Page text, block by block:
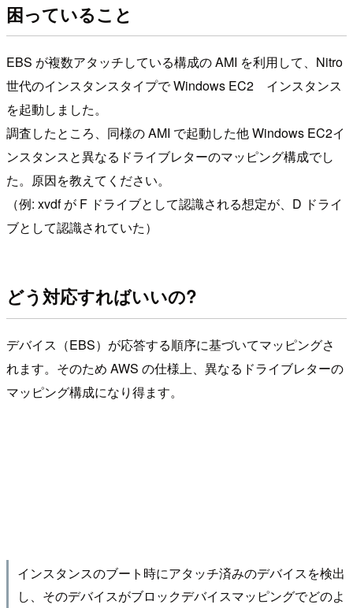
困っていること
EBS が複数アタッチしている構成の AMI を利用して、Nitro
世代のインスタンスタイプで Windows EC2 インスタンス
を起動しました。
調査したところ、同様の AMI で起動した他 Windows EC2イ
ンスタンスと異なるドライブレターのマッピング構成でし
た。原因を教えてください。
（例: xvdf が F ドライブとして認識される想定が、D ドライ
ブとして認識されていた）
どう対応すればいいの?
デバイス（EBS）が応答する順序に基づいてマッピングさ
れます。そのため AWS の仕様上、異なるドライブレターの
マッピング構成になり得ます。
インスタンスのブート時にアタッチ済みのデバイスを検出
し、そのデバイスがブロックデバイスマッピングでどのよ